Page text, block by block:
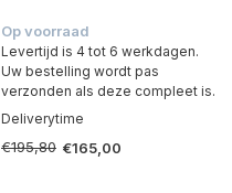
Op voorraad
Levertijd is 4 tot 6 werkdagen.
Uw bestelling wordt pas
verzonden als deze compleet is.
Deliverytime
€195,80 €165,00